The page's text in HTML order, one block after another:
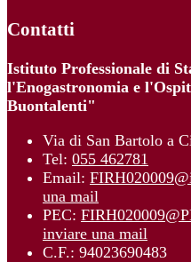
Contatti
Istituto Professionale di
l'Enogastronomia e
Buontalenti"
Via di San Bartolo a
Tel: 055 462781
Email:
una mail
PEC:
inviare una mail
C.F.: 94023690483